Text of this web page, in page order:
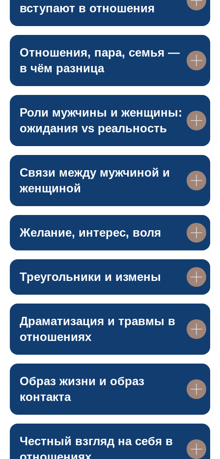
вступают в отношения
Отношения, пара, семья —
в чём разница
Роли мужчины и женщины:
ожидания vs реальность
Связи между мужчиной и
женщиной
Желание, интерес, воля
Треугольники и измены
Драматизация и травмы в
отношениях
Образ жизни и образ
контакта
Честный взгляд на себя в